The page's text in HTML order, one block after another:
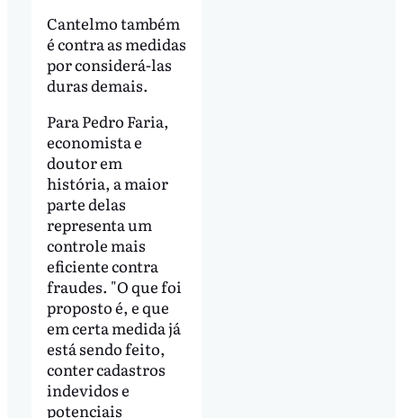
Cantelmo também
é contra as medidas
por considerá-las
duras demais.
Para Pedro Faria,
economista e
doutor em
história, a maior
parte delas
representa um
controle mais
eficiente contra
fraudes. "O que foi
proposto é, e que
em certa medida já
está sendo feito,
conter cadastros
indevidos e
potenciais